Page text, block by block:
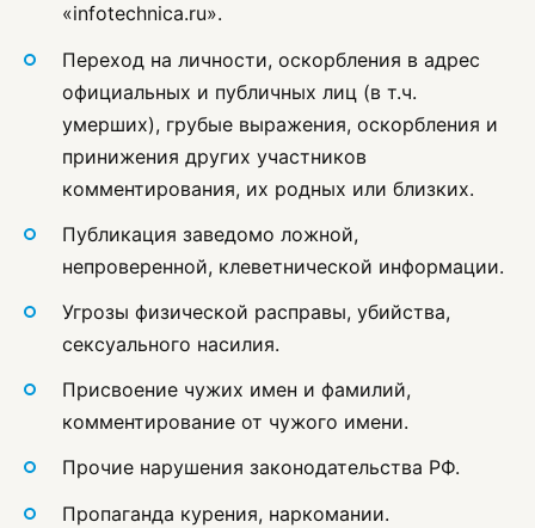
«infotechnica.ru».
Переход на личности, оскорбления в адрес
официальных и публичных лиц (в т.ч.
умерших), грубые выражения, оскорбления и
принижения других участников
комментирования, их родных или близких.
Публикация заведомо ложной,
непроверенной, клеветнической информации.
Угрозы физической расправы, убийства,
сексуального насилия.
Присвоение чужих имен и фамилий,
комментирование от чужого имени.
Прочие нарушения законодательства РФ.
Пропаганда курения, наркомании.